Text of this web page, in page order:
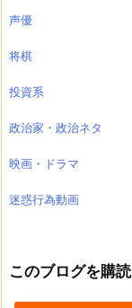
声優
将棋
投資系
政治家・政治ネタ
映画・ドラマ
迷惑行為動画
このブログを購読